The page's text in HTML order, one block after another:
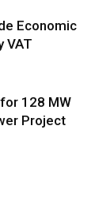
Economic
VAT
128 MW
Project